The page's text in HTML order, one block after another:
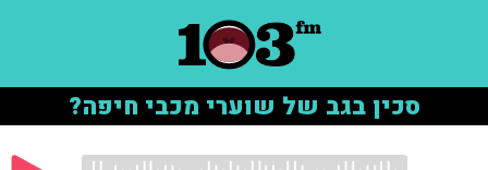
סכין בגב של שוערי מכבי חיפה?